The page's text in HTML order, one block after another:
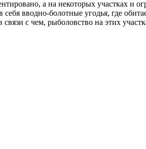
а на некоторых участках и
себя вводно-болотные угодья, где
с чем, рыболовство на этих